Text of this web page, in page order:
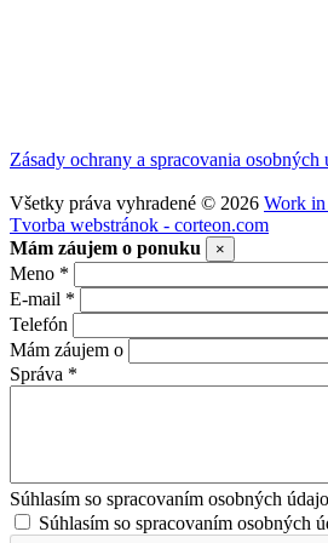
Zásady ochrany a spracovania osobných
Všetky práva vyhradené © 2026 Work in
Tvorba webstránok - corteon.com
Mám záujem o ponuku
×
Meno *
E-mail *
Telefón
Mám záujem o
Správa *
Súhlasím so spracovaním osobných
Súhlasím so spracovaním osobných